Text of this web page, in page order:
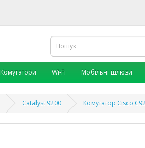
Комутатори Wi-Fi Мобільні шлюзи
Catalyst 9200 Комутатор Cisco